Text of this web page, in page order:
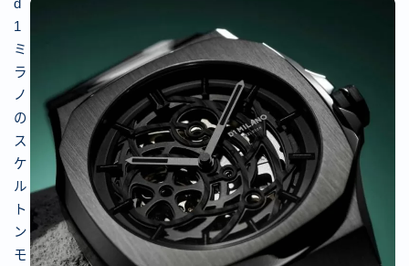
d
1
ミ
ラ
ノ
の
ス
ケ
ル
ト
ン
モ